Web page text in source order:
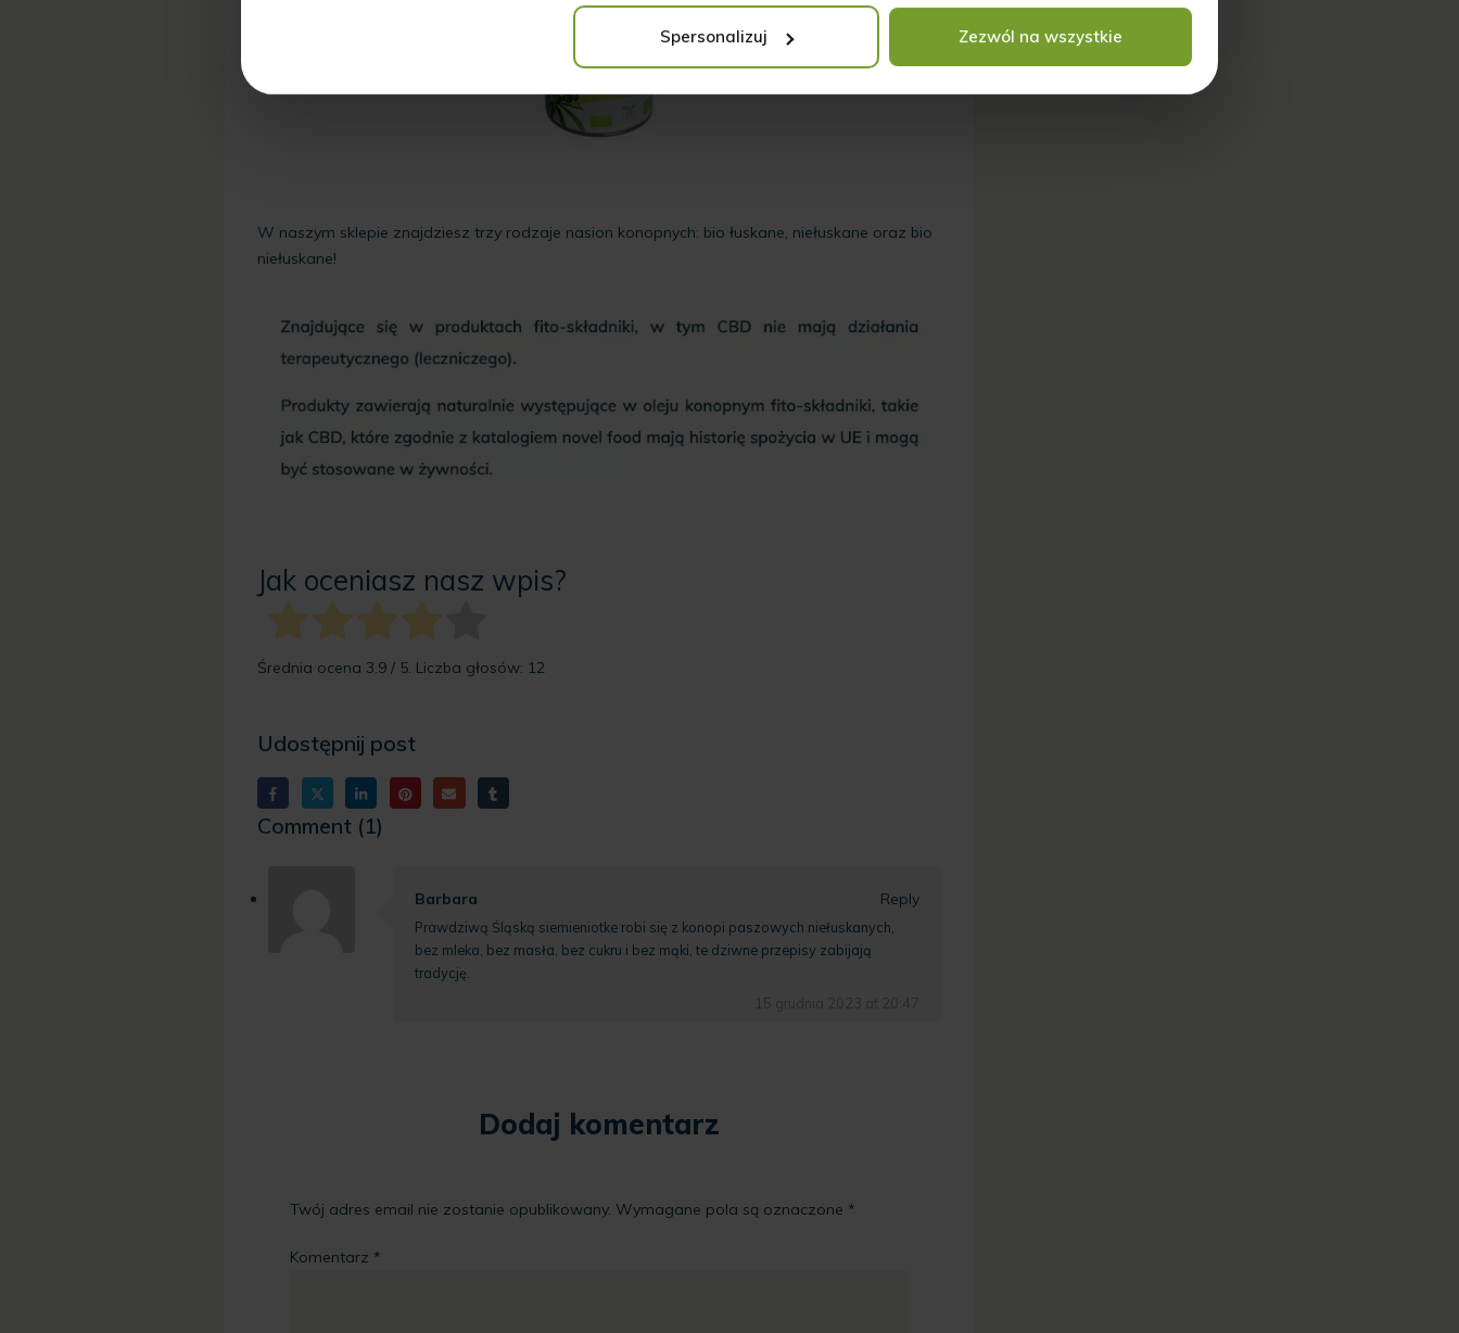
Spersonalizuj Zezwól na wszystkie
W naszym sklepie znajdziesz trzy rodzaje nasion konopnych: bio łuskane, niełuskane oraz bio
niełuskane!
Jak oceniasz nasz wpis?
Średnia ocena 3.9 / 5. Liczba głosów: 12
Udostępnij post
Comment (1)
Barbara Reply
Prawdziwą Śląską siemieniotke robi się z konopi paszowych niełuskanych,
bez mleka, bez masła, bez cukru i bez mąki, te dziwne przepisy zabijają
tradycję.
Dodaj komentarz
Twój adres email nie zostanie opublikowany. Wymagane pola są oznaczone *
Komentarz *